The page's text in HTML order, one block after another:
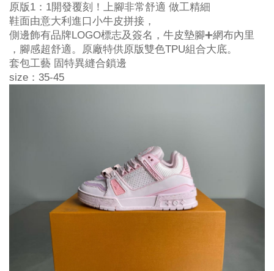
原版1：1開發覆刻！上腳非常舒適 做工精細
鞋面由意大利進口小牛皮拼接，
側邊飾有品牌LOGO標志及簽名，牛皮墊腳➕網布內里
，腳感超舒適。原廠特供原版雙色TPU組合大底。
套包工藝 固特異縫合鎖邊
size：35-45